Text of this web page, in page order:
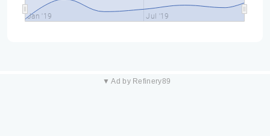
Jan '19 Jul '19
▼ Ad by Refinery89